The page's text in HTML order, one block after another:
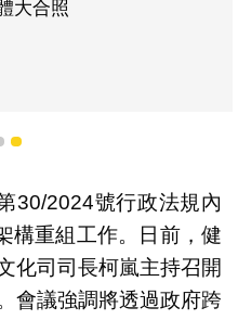
大合照
3 4
30/2024號行政法規內
構重組工作。日前，健
化司司長柯嵐主持召開
會議強調將透過政府跨